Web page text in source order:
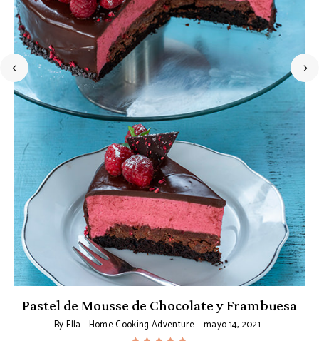
Pastel de Mousse de Chocolate y Frambuesa
ByElla - Home Cooking Adventure mayo 14, 2021